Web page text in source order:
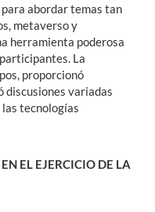
abordar temas tan
metaverso y
herramienta poderosa
La
proporcionó
discusiones variadas
tecnologías
EL EJERCICIO DE LA